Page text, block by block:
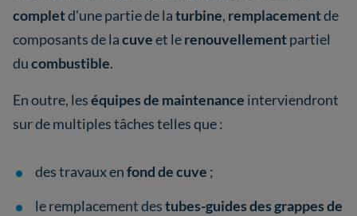
completd'une partie de laturbine, remplacementde
composants de lacuveet lerenouvellementpartiel
ducombustible.
En outre, leséquipes de maintenance interviendront
sur de multiples tâches telles que :
des travaux enfond de cuve ;
le remplacement destubes-guides des grappes de